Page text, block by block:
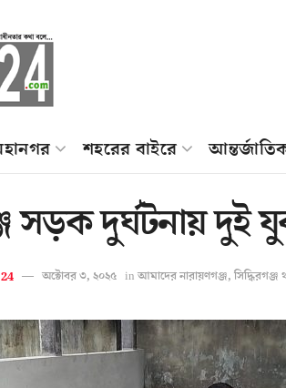
শহরের বাইরে
সড়ক দুর্ঘটনায় দুই
অক্টোবর ৩, ২০২৫ in আমাদের নারায়ণগঞ্জ, সিদ্ধিরগঞ্জ